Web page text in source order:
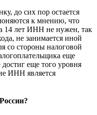
до сих пор остается
к мнению, что
14 лет ИНН не нужен, так
не занимается иной
со стороны налоговой
еще
еще того уровня
ИНН является